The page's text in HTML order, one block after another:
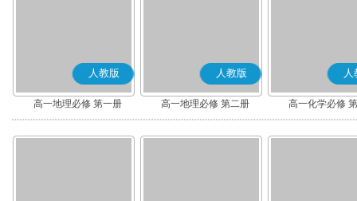
人教版
高一地理必修 第一册
人教版
高一地理必修 第二册
人
高一化学必修